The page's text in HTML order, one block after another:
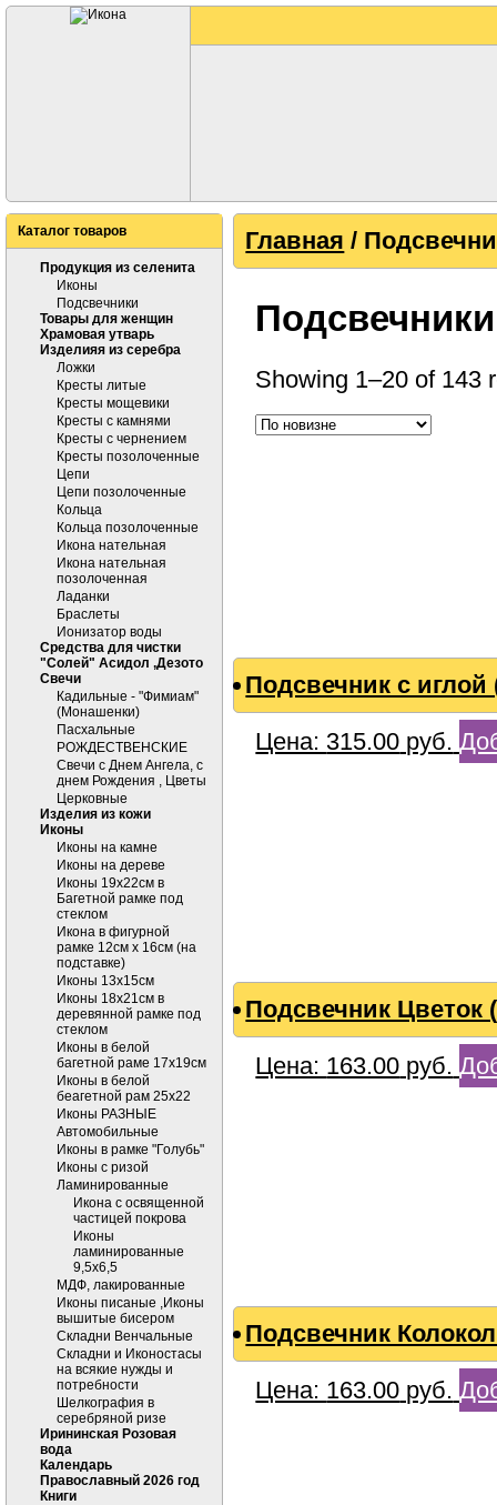
Каталог товаров
Продукция из селенита
Иконы
Подсвечники
Товары для женщин
Храмовая утварь
Изделияя из серебра
Ложки
Кресты литые
Кресты мощевики
Кресты с камнями
Кресты с чернением
Кресты позолоченные
Цепи
Цепи позолоченные
Кольца
Кольца позолоченные
Икона нательная
Икона нательная
позолоченная
Ладанки
Браслеты
Ионизатор воды
Средства для чистки
"Солей" Асидол ,Дезото
Cвечи
Кадильные - "Фимиам"
(Монашенки)
Пасхальные
РОЖДЕСТВЕНСКИЕ
Свечи с Днем Ангела, с
днем Рождения , Цветы
Церковные
Изделия из кожи
Иконы
Иконы на камне
Иконы на дереве
Иконы 19х22см в
Багетной рамке под
стеклом
Икона в фигурной
рамке 12см х 16см (на
подставке)
Иконы 13х15см
Иконы 18х21см в
деревянной рамке под
стеклом
Иконы в белой
багетной раме 17х19см
Иконы в белой
беагетной рам 25х22
Иконы РАЗНЫЕ
Автомобильные
Иконы в рамке "Голубь"
Иконы с ризой
Ламинированные
Икона с освященной
частицей покрова
Иконы
ламинированные
9,5х6,5
МДФ, лакированные
Иконы писаные ,Иконы
вышитые бисером
Складни Венчальные
Складни и Иконостасы
на всякие нужды и
потребности
Шелкография в
серебряной ризе
Ирининская Розовая
вода
Календарь
Православный 2026 год
Книги
Главная /
Подсвечники
Showing 1–20 of 143
Подсвечник с иглой
Цена: 315.00 руб.
Подсвечник Цветок
Цена: 163.00 руб.
Подсвечник
Цена: 163.00 руб.